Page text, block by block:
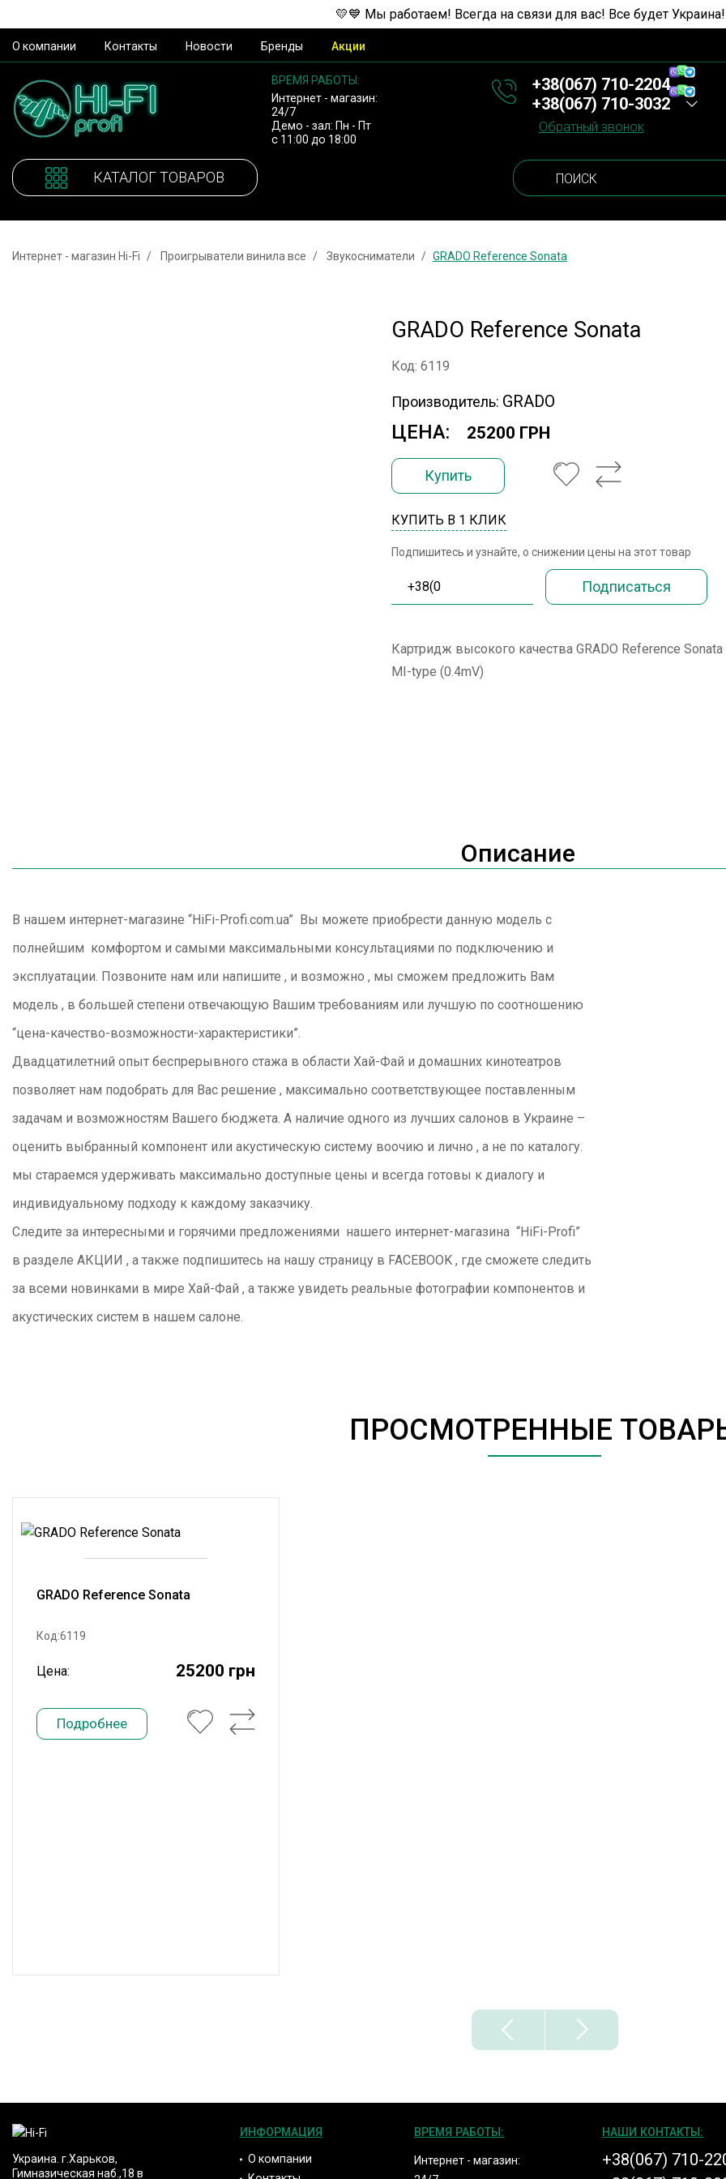
💛💙 Мы работаем! Всегда на связи для вас! Все будет
О компании Контакты Новости Бренды Акции
ВРЕМЯ РАБОТЫ:
Интернет - магазин:
24/7
Демо - зал: Пн - Пт
с 11:00 до 18:00
+38(067) 710-2204
+38(067) 710-3032
Обратный звонок
КАТАЛОГ ТОВАРОВ
Интернет - магазин Hi-Fi Проигрыватели винила все Звукосниматели GRADO Reference Sonata
GRADO Reference Sonata
Код: 6119
Производитель: GRADO
ЦЕНА: 25200 ГРН
Купить
КУПИТЬ В 1 КЛИК
Подпишитесь и узнайте, о снижении цены на этот товар
Картридж высокого качества GRADO Reference Sonata
MI-type (0.4mV)
Описание
В нашем интернет-магазине “HiFi-Profi.com.ua” Вы можете приобрести данную модель с
полнейшим комфортом и самыми максимальными консультациями по подключению и
эксплуатации. Позвоните нам или напишите , и возможно , мы сможем предложить Вам
модель , в большей степени отвечающую Вашим требованиям или лучшую по соотношению
“цена-качество-возможности-характеристики”.
Двадцатилетний опыт беспрерывного стажа в области Хай-Фай и домашних кинотеатров
позволяет нам подобрать для Вас решение , максимально соответствующее поставленным
задачам и возможностям Вашего бюджета. А наличие одного из лучших салонов в Украине –
оценить выбранный компонент или акустическую систему воочию и лично , а не по каталогу.
мы стараемся удерживать максимально доступные цены и всегда готовы к диалогу и
индивидуальному подходу к каждому заказчику.
Следите за интересными и горячими предложениями нашего интернет-магазина “HiFi-Profi”
в разделе АКЦИИ , а также подпишитесь на нашу страницу в FACEBOOK , где сможете следить
за всеми новинками в мире Хай-Фай , а также увидеть реальные фотографии компонентов и
акустических систем в нашем салоне.
ПРОСМОТРЕННЫЕ
GRADO Reference Sonata
Код:6119
Цена: 25200 грн
Подробнее
Украина. г.Харьков,
Гимназическая наб.,18 в
ИНФОРМАЦИЯ
О компании
ВРЕМЯ РАБОТЫ:
Интернет - магазин:
НАШИ КОНТАКТЫ:
+38(067) 710-